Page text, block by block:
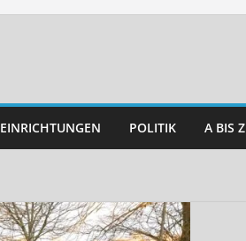
EINRICHTUNGEN POLITIK A BIS Z